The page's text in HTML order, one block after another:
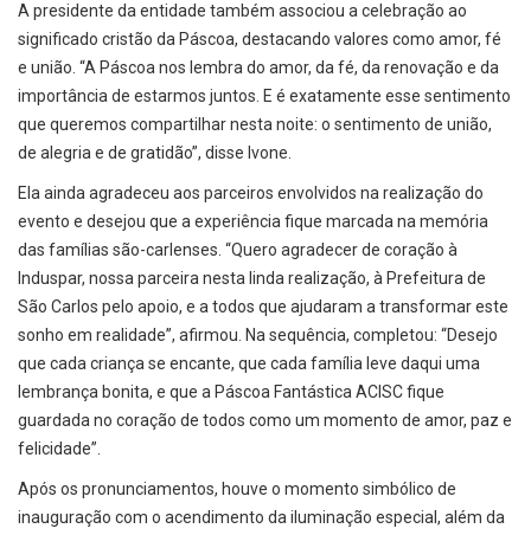
A presidente da entidade também associou a celebração ao
significado cristão da Páscoa, destacando valores como amor, fé
e união. “A Páscoa nos lembra do amor, da fé, da renovação e da
importância de estarmos juntos. E é exatamente esse sentimento
que queremos compartilhar nesta noite: o sentimento de união,
de alegria e de gratidão”, disse Ivone.
Ela ainda agradeceu aos parceiros envolvidos na realização do
evento e desejou que a experiência fique marcada na memória
das famílias são-carlenses. “Quero agradecer de coração à
Induspar, nossa parceira nesta linda realização, à Prefeitura de
São Carlos pelo apoio, e a todos que ajudaram a transformar este
sonho em realidade”, afirmou. Na sequência, completou: “Desejo
que cada criança se encante, que cada família leve daqui uma
lembrança bonita, e que a Páscoa Fantástica ACISC fique
guardada no coração de todos como um momento de amor, paz e
felicidade”.
Após os pronunciamentos, houve o momento simbólico de
inauguração com o acendimento da iluminação especial, além da